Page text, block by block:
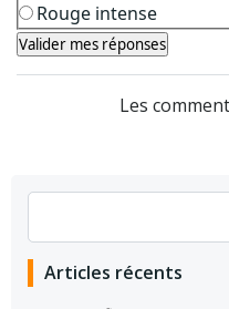
Rouge intense
Valider mes réponses
Les
Articles récents